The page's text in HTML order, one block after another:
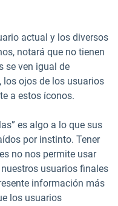
actual y los diversos
notará que no tienen
se ven igual de
ojos de los usuarios
a estos íconos.
es algo a lo que sus
por instinto. Tener
no nos permite usar
usuarios finales
información más
los usuarios